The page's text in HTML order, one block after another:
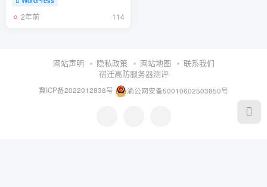
2年前 114
网站声明 隐私政策 网站地图
联系我们
宿迁高防服务器测评
冀ICP备2022012838号 渝公网安备50010602503850号